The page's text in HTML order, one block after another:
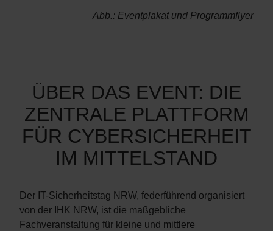
Abb.: Eventplakat und Programmflyer
ÜBER DAS EVENT: DIE
ZENTRALE PLATTFORM
FÜR CYBERSICHERHEIT
IM MITTELSTAND
Der IT-Sicherheitstag NRW, federführend organisiert
von der IHK NRW, ist die maßgebliche
Fachveranstaltung für kleine und mittlere